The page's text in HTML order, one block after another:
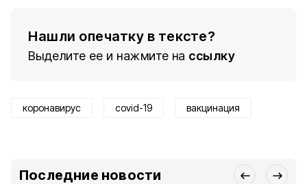
Нашли опечатку в тексте?
Выделите ее и нажмите на ссылку
коронавирус covid-19 вакцинация
Последние новости